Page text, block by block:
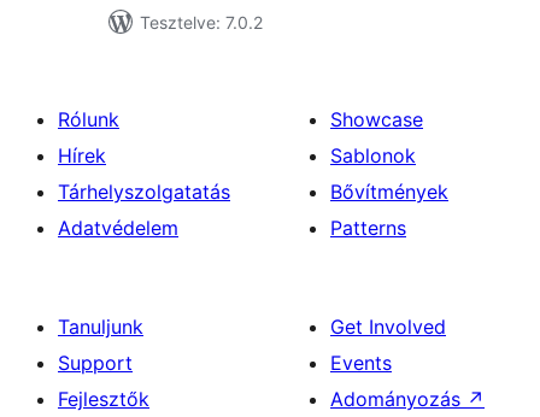
Tesztelve: 7.0.2
Rólunk
Hírek
Tárhelyszolgatatás
Adatvédelem
Showcase
Sablonok
Bővítmények
Patterns
Tanuljunk
Support
Fejlesztők
Get Involved
Events
Adományozás ↗